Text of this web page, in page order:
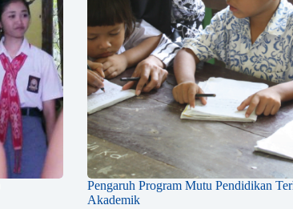
Pengaruh Program Mutu Pendidikan
Akademik